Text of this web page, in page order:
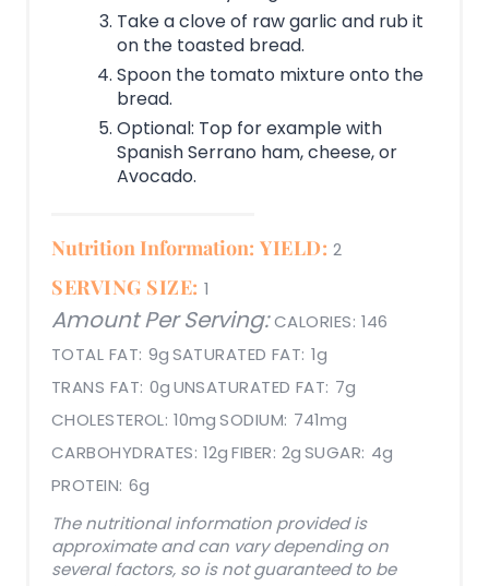
Take a clove of raw garlic and rub it
on the toasted bread.
Spoon the tomato mixture onto the
bread.
Optional: Top for example with
Spanish Serrano ham, cheese, or
Avocado.
Nutrition Information: YIELD: 2
SERVING SIZE: 1
Amount Per Serving: CALORIES: 146
TOTAL FAT: 9gSATURATED FAT: 1g
TRANS FAT: 0gUNSATURATED FAT: 7g
CHOLESTEROL: 10mg SODIUM: 741mg
CARBOHYDRATES: 12g FIBER: 2gSUGAR: 4g
PROTEIN: 6g
The nutritional information provided is
approximate and can vary depending on
several factors, so is not guaranteed to be